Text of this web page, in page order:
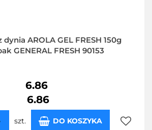
AROLA GEL FRESH 150g
GENERAL FRESH 90153
6.86
6.86
szt. DO KOSZYKA